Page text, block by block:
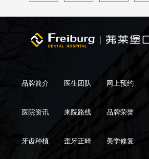
品牌简介 医生团队 网上预约
医院资讯 来院路线 品牌荣誉
牙齿种植 歪牙正畸 美学修复